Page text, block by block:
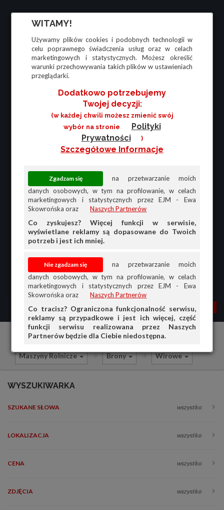
WITAMY!
Używamy plików cookies i podobnych technologii w
celu poprawnego świadczenia usług oraz w celach
marketingowych i statystycznych. Możesz określić
warunki przechowywania takich plików w ustawieniach
przeglądarki.
Dodatkowo potrzebujemy
Twojej decyzji:
(w każdej chwili możesz zmienić swój
wybór na stronie
Polityki
Prywatności
)
Szczegółowe Informacje
na przetwarzanie moich
danych osobowych, w tym na profilowanie, w celach
marketingowych i statystycznych przez EJM - Ewa
Skowrońska oraz
Naszych Partnerów
Co zyskujesz? Więcej funkcji w serwisie,
wyświetlane reklamy są dopasowane do Twoich
potrzeb i jest ich mniej.
na przetwarzanie moich
danych osobowych, w tym na profilowanie, w celach
marketingowych i statystycznych przez EJM - Ewa
Skowrońska oraz
Naszych Partnerów
Co tracisz? Ograniczona funkcjonalność serwisu,
reklamy są przypadkowe i jest ich więcej, część
funkcji serwisu realizowana przez Naszych
Partnerów będzie dla Ciebie niedostępna.
MENU MOJA AG
PRZEGLĄD
OFERTA DLA FIRM
Ciągniki i maszyny rolnicze Sprzedam
Maszyny Rolnicze Brony Wirowe
WYSZUKIWARKA
SZUKANE SŁOWA wszystko
LOKALIZACJA wszystko
CENA wszystko
ZDJĘCIA wszystko